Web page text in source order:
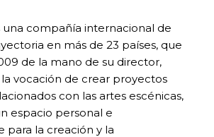
una compañía internacional de
en más de 23 países, que
de la mano de su director,
la vocación de crear proyectos
con las artes escénicas,
espacio personal e
para la creación y la